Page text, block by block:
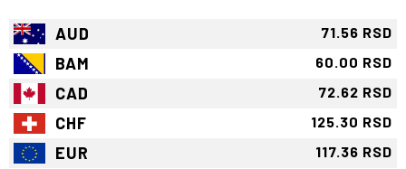
AUD 71.56 RSD
BAM 60.00 RSD
CAD 72.62 RSD
CHF 125.30 RSD
EUR 117.36 RSD